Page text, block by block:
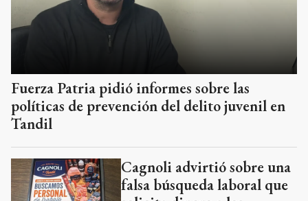
Fuerza Patria pidió informes sobre las
políticas de prevención del delito juvenil en
Tandil
Cagnoli advirtió sobre una
falsa búsqueda laboral que